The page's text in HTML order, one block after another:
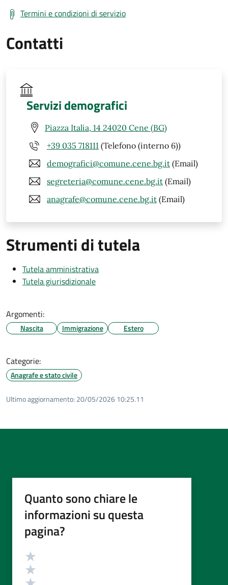
Termini e condizioni di servizio
Contatti
Servizi demografici
Piazza Italia, 14 24020 Cene (BG)
+39 035 718111 (Telefono (interno 6))
demografici@comune.cene.bg.it (Email)
segreteria@comune.cene.bg.it (Email)
anagrafe@comune.cene.bg.it (Email)
Strumenti di tutela
Tutela amministrativa
Tutela giurisdizionale
Argomenti:
Nascita Immigrazione Estero
Categorie:
Anagrafe e stato civile
Ultimo aggiornamento: 20/05/2026 10:25.11
Quanto sono chiare le
informazioni su questa
pagina?
Valutazione